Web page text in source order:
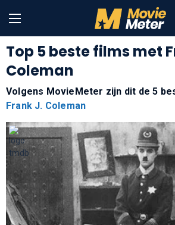
Top 5 beste films met
Coleman
Volgens MovieMeter zijn dit de 5
Frank J. Coleman